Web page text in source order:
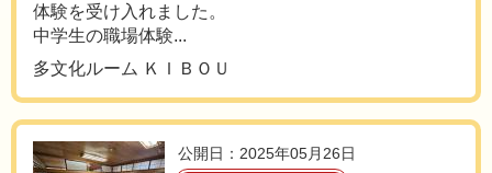
体験を受け入れました。
中学生の職場体験...
多文化ルーム ＫＩＢＯＵ
公開日：2025年05月26日